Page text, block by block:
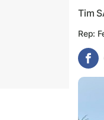
Tim
Rep: